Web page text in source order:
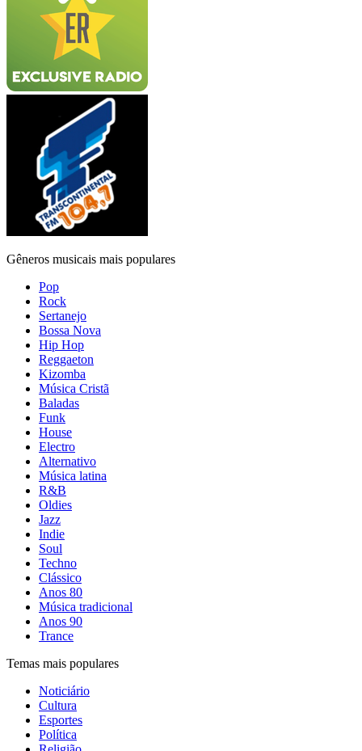
Gêneros musicais mais populares
Pop
Rock
Sertanejo
Bossa Nova
Hip Hop
Reggaeton
Kizomba
Música Cristã
Baladas
Funk
House
Electro
Alternativo
Música latina
R&B
Oldies
Jazz
Indie
Soul
Techno
Clássico
Anos 80
Música tradicional
Anos 90
Trance
Temas mais populares
Noticiário
Cultura
Esportes
Política